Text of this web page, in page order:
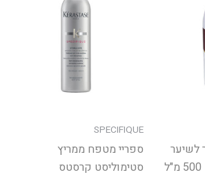
לשיער
מוחלק ללא מלחים 500 מ"ל
SPECIFIQUE
ספריי מטפח ממריץ
סטימוליסט קרסטס